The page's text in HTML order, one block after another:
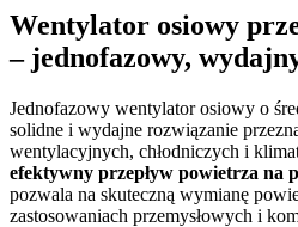
Wentylator osiowy
– jednofazowy,
Jednofazowy wentylator osiowy o
solidne i wydajne rozwiązanie
wentylacyjnych, chłodniczych i
efektywny przepływ powietrza na
pozwala na skuteczną wymianę
zastosowaniach przemysłowych i